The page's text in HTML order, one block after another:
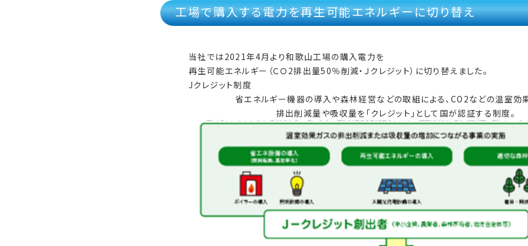
工場で購入する電力を再生可能エネルギーに切り替え
当社では2021年4月より和歌山工場の購入電力を
再生可能エネルギー（ＣＯ2排出量50％削減・Ｊクレジット）に切り替えました。
Jクレジット制度
省エネルギー機器の導入や森林経営などの取組による、CO2などの温室効
排出削減量や吸収量を「クレジット」として国が認証する制度。